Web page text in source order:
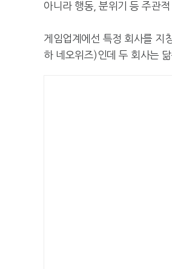
아니라 행동, 분위기 등 주관적
게임업계에선 특정 회사를 지
하 네오위즈)인데 두 회사는